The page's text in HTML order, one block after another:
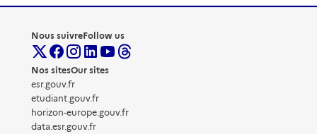
Nous suivreFollow us
Nos sitesOur sites
esr.gouv.fr
etudiant.gouv.fr
horizon-europe.gouv.fr
data.esr.gouv.fr